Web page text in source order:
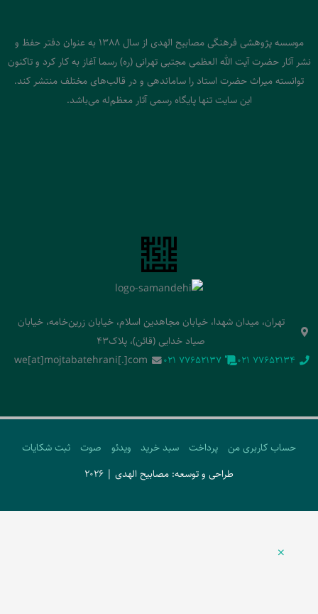
موسسه پژوهشی فرهنگی مصابیح الهدی از سال 1388 به عنوان دفتر حفظ و
نشر آثار حضرت آیت الله العظمی مجتبی تهرانی (ره) رسما آغاز به کار کرد و تاکنون
توانسته میراث حضرت استاد را ساماندهی و در قالب‌های مختلف منتشر کند.
این سایت تنها پایگاه رسمی آثار معظم‌له می‌باشد.
تهران، میدان شهدا، خیابان مجاهدین اسلام، خیابان زرین‌خامه، خیابان
صیاد خدایی (قائن)، پلاک43
‭021 77652134‬
‭021 77652137‬
we[at]mojtabatehrani[.]com
حساب کاربری من پرداخت سبد خرید ویدئو صوت
ثبت شکایات
طراحی و توسعه: مصابیح الهدی | 2026